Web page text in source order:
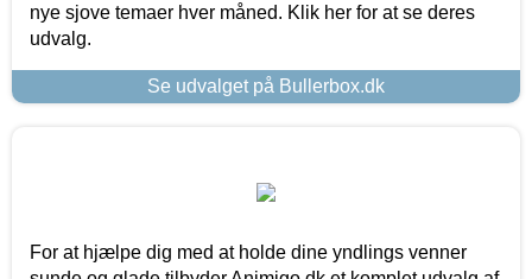
nye sjove temaer hver måned. Klik her for at se deres
udvalg.
Se udvalget på Bullerbox.dk
For at hjælpe dig med at holde dine yndlings venner